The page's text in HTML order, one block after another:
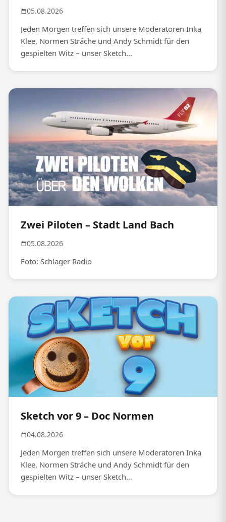
05.08.2026
Jeden Morgen treffen sich unsere Moderatoren Inka
Klee, Normen Sträche und Andy Schmidt für den
gespielten Witz – unser Sketch...
Zwei Piloten – Stadt Land Bach
05.08.2026
Foto: Schlager Radio
Sketch vor 9 – Doc Normen
04.08.2026
Jeden Morgen treffen sich unsere Moderatoren Inka
Klee, Normen Sträche und Andy Schmidt für den
gespielten Witz – unser Sketch...